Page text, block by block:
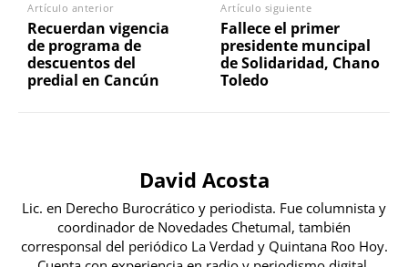
Artículo anterior
Recuerdan vigencia
de programa de
descuentos del
predial en Cancún
Artículo siguiente
Fallece el primer
presidente muncipal
de Solidaridad, Chano
Toledo
David Acosta
Lic. en Derecho Burocrático y periodista. Fue columnista y
coordinador de Novedades Chetumal, también
corresponsal del periódico La Verdad y Quintana Roo Hoy.